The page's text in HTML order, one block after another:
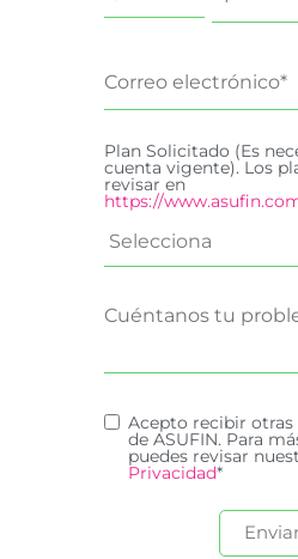
Plan Solicitado (Es
cuenta vigente). Los
revisar en
https://
Acepto recibir
de ASUFIN. Para
puedes revisar
Privacidad*